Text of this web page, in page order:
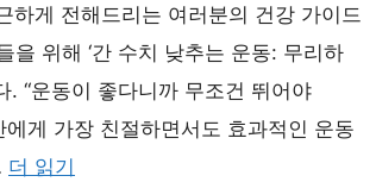
하게 전해드리는 여러분의 건강 가이드
을 위해 ‘간 수치 낮추는 운동: 무리하
. “운동이 좋다니까 무조건 뛰어야
게 가장 친절하면서도 효과적인 운동
더 읽기